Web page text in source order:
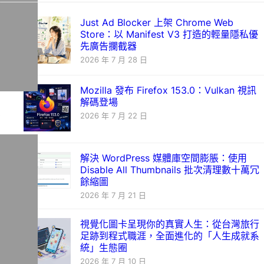
Just Ad Blocker 上架 Chrome Web
Store：以 Manifest V3 打造的輕量隱私優
先廣告攔截器
2026 年 7 月 28 日
Mozilla 發布 Firefox 153.0：Vulkan 視訊
解碼登場
2026 年 7 月 22 日
解決 WordPress 媒體庫空間膨脹：使用
Disable All Thumbnails 批次清理數十萬冗
餘縮圖
2026 年 7 月 21 日
視覺化圖卡呈現你的真實人生：從台灣旅行
足跡到程式職涯，全面進化的「人生成就系
統」生態圈
2026 年 7 月 10 日